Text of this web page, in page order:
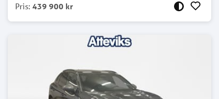
Pris: 439 900 kr